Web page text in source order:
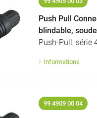
Push Pull
blindable,
Push-Pull, série
Informations
99 4909 00 04